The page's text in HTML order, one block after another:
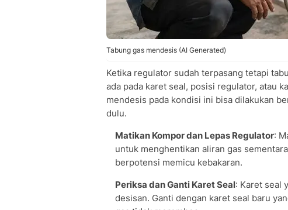
Tabung gas mendesis (AI Generated)
Ketika regulator sudah terpasang tetapi
ada pada karet seal, posisi regulator, atau
mendesis pada kondisi ini bisa dilakukan
dulu.
Matikan Kompor dan Lepas Regulator:
untuk menghentikan aliran gas
berpotensi memicu kebakaran.
Periksa dan Ganti Karet Seal: Karet seal
desisan. Ganti dengan karet seal baru